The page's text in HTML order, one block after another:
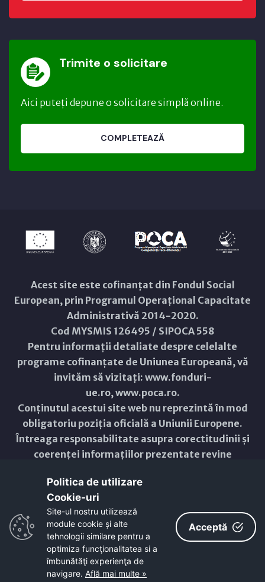
Trimite o solicitare
Aici puteți depune o solicitare simplă online.
COMPLETEAZĂ
Acest site este cofinanțat din Fondul Social
European, prin Programul Operațional Capacitate
Administrativă 2014-2020.
Cod MYSMIS 126495 / SIPOCA 558
Pentru informații detaliate despre celelalte
programe cofinanțate de Uniunea Europeană, vă
invităm să vizitați: www.fonduri-
ue.ro,www.poca.ro.
Conținutul acestui site web nu reprezintă în mod
obligatoriu poziția oficială a Uniunii Europene.
Întreaga responsabilitate asupra corectitudinii și
coerenței informațiilor prezentate revine
Copyright © 2021 - 2026 -
ResponsiveVoice
Non-Commercial License
Politica de utilizare
Cookie-uri‎
Site-ul nostru utilizează
module cookie și alte
tehnologii similare pentru a
optimiza funcţionalitatea si a
îmbunătăţi experienţa de
navigare. Află mai multe »
Acceptă